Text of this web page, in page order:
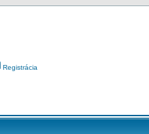
Registrácia